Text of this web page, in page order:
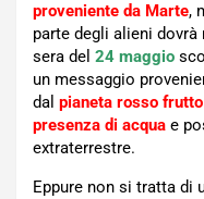
proveniente da Marte,
parte degli alieni dovrà
sera del 24 maggio
un messaggio
dal pianeta rosso
presenza di acqua e
extraterrestre.
Eppure non si tratta di